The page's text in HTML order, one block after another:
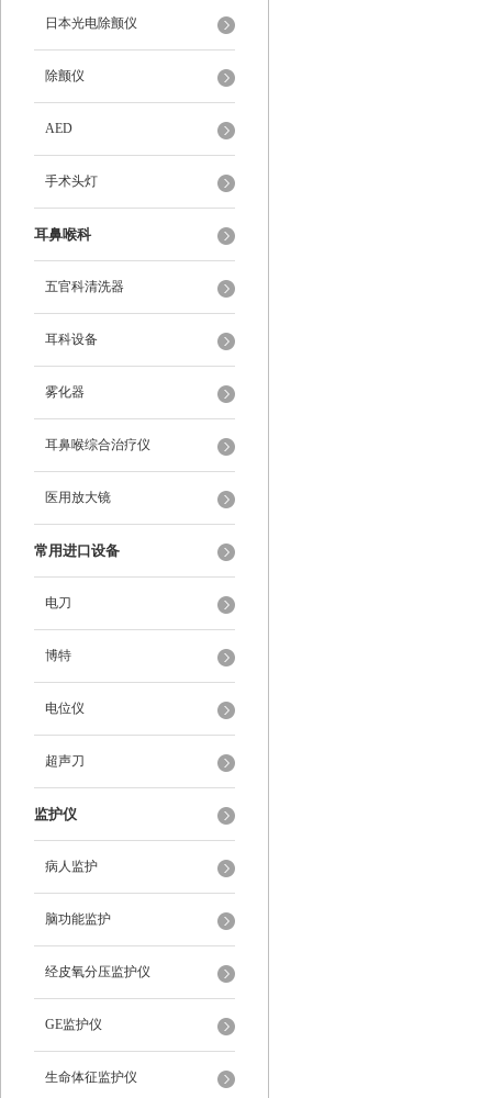
日本光电除颤仪
除颤仪
AED
手术头灯
耳鼻喉科
五官科清洗器
耳科设备
雾化器
耳鼻喉综合治疗仪
医用放大镜
常用进口设备
电刀
博特
电位仪
超声刀
监护仪
病人监护
脑功能监护
经皮氧分压监护仪
GE监护仪
生命体征监护仪